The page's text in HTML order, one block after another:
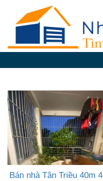
đàn
Giới
Tin
nhà
đất
videos
Tìm
kiếm
Bán nhà Tân Triều 40m 4